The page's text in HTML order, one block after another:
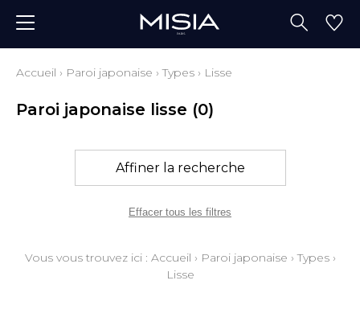
Accueil › Paroi japonaise ›Types › Lisse
Paroi japonaise lisse (0)
Affiner la recherche
Effacer tous les filtres
Vous vous trouvez ici : Accueil › Paroi japonaise ›Types›
Lisse